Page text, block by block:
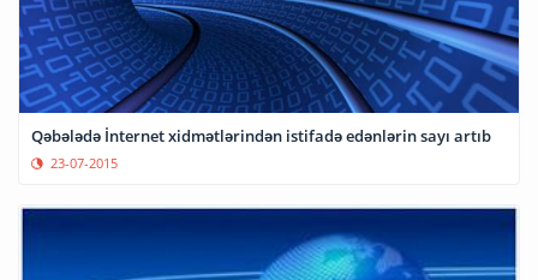
Qəbələdə İnternet xidmətlərindən istifadə edənlərin sayı artıb
23-07-2015